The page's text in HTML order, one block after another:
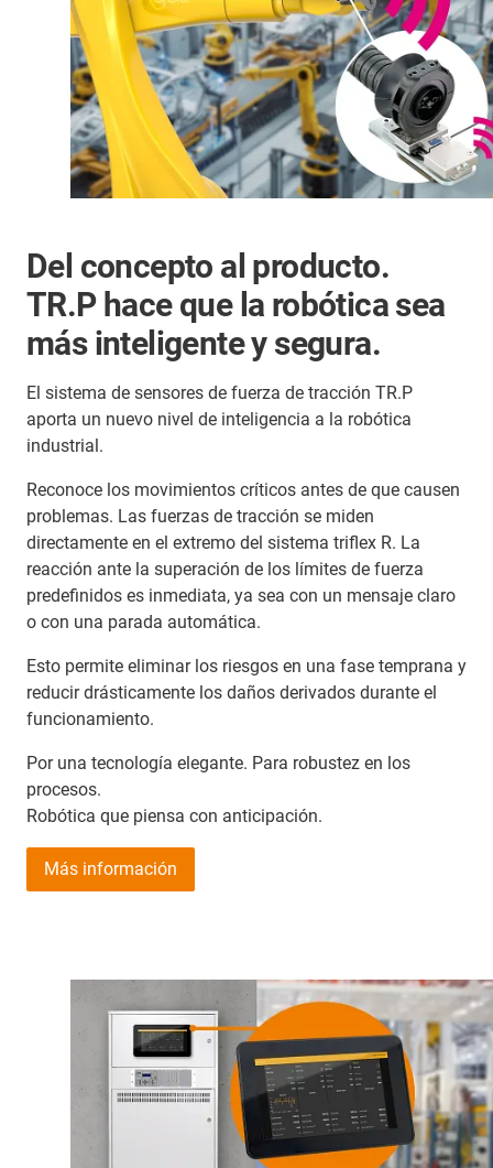
Del concepto al producto.
TR.P hace que la robótica sea
más inteligente y segura.
El sistema de sensores de fuerza de tracción TR.P
aporta un nuevo nivel de inteligencia a la robótica
industrial.
Reconoce los movimientos críticos antes de que causen
problemas. Las fuerzas de tracción se miden
directamente en el extremo del sistema triflex R. La
reacción ante la superación de los límites de fuerza
predefinidos es inmediata, ya sea con un mensaje claro
o con una parada automática.
Esto permite eliminar los riesgos en una fase temprana y
reducir drásticamente los daños derivados durante el
funcionamiento.
Por una tecnología elegante. Para robustez en los
procesos.
Robótica que piensa con anticipación.
Más información